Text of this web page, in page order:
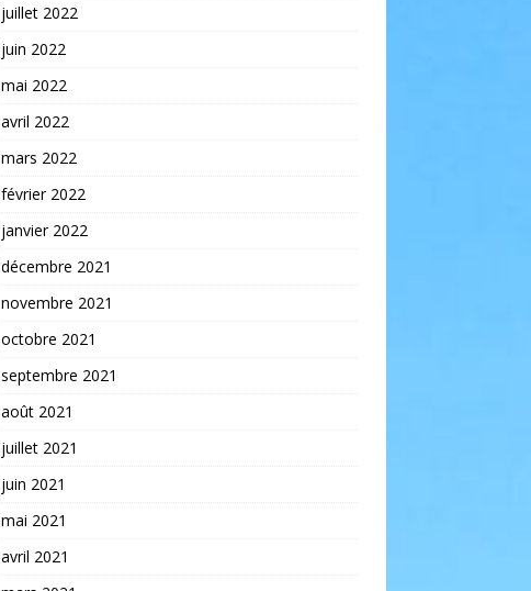
juillet 2022
juin 2022
mai 2022
avril 2022
mars 2022
février 2022
janvier 2022
décembre 2021
novembre 2021
octobre 2021
septembre 2021
août 2021
juillet 2021
juin 2021
mai 2021
avril 2021